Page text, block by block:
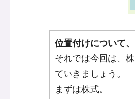
位置付けについて
それでは今回は、
ていきましょう。
まずは株式。